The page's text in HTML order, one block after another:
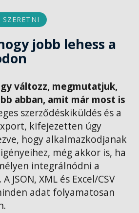
SZERETNI
jobb lehess a
változz, megmutatjuk,
abban, amit már most is
szerződéskiküldés és a
kifejezetten úgy
hogy alkalmazkodjanak
még akkor is, ha
integrálnódni a
JSON, XML és Excel/CSV
adat folyamatosan